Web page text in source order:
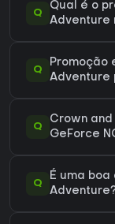
Q
Qual é o
Adventure
Q
Promoção
Adventure
Q
Crown
GeForce
Q
É uma